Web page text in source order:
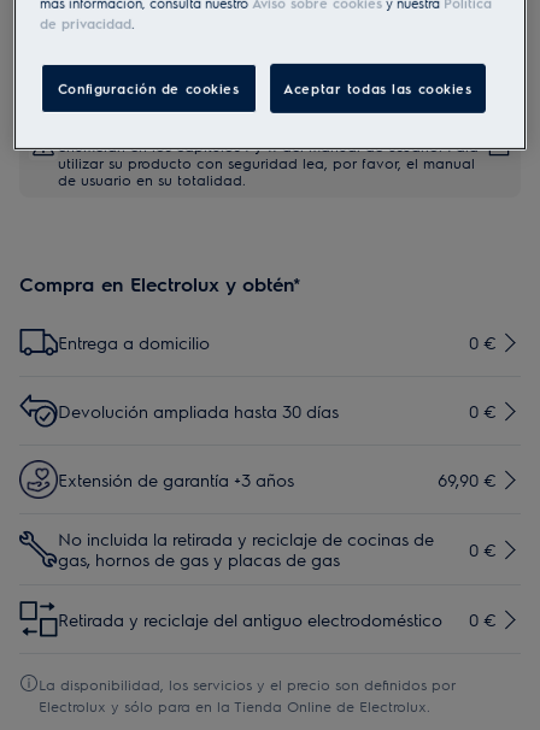
Tanto las instrucciones de seguridad como las precauciones
enumeran en los capítulos I y II del manual de usuario. Para
utilizar su producto con seguridad lea, por favor, el manual
de usuario en su totalidad.
Compra en Electrolux y obtén*
Entrega a domicilio 0 €
Devolución ampliada hasta 30 días 0 €
Extensión de garantía +3 años 69,90 €
No incluida la retirada y reciclaje de cocinas de
gas, hornos de gas y placas de gas
0 €
Retirada y reciclaje del antiguo electrodoméstico 0 €
La disponibilidad, los servicios y el precio son definidos por
Electrolux y sólo para en la Tienda Online de Electrolux.
de privacidad.
Configuración de cookies Aceptar todas las cookies